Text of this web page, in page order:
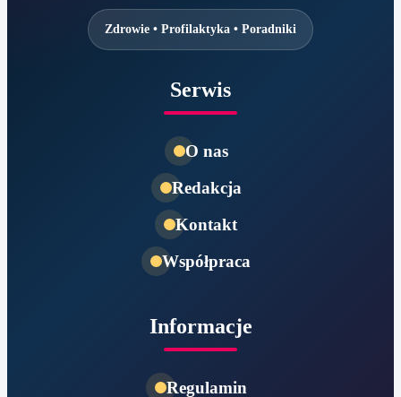
Zdrowie • Profilaktyka • Poradniki
Serwis
O nas
Redakcja
Kontakt
Współpraca
Informacje
Regulamin